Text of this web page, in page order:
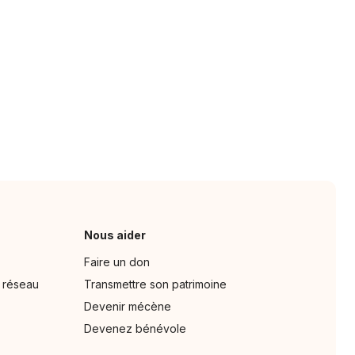
réseau
Nous aider
Faire un don
Transmettre son patrimoine
Devenir mécène
Devenez bénévole